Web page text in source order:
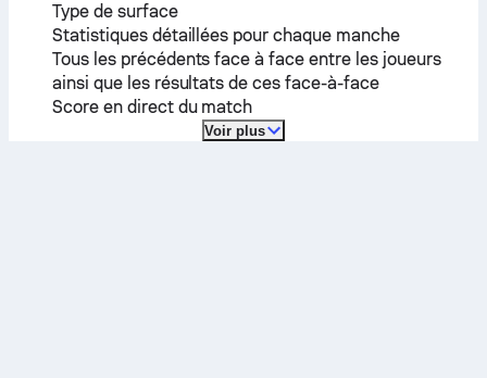
Type de surface
Statistiques détaillées pour chaque manche
Tous les précédents face à face entre les joueurs
ainsi que les résultats de ces face-à-face
Score en direct du match
Voir plus